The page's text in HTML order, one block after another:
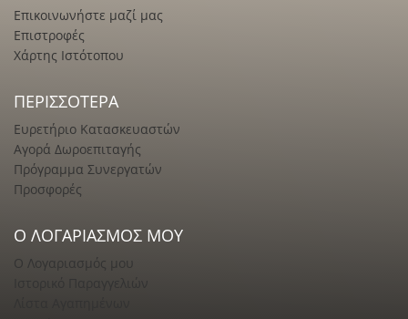
Επικοινωνήστε μαζί μας
Επιστροφές
Χάρτης Ιστότοπου
ΠΕΡΙΣΣΌΤΕΡΑ
Ευρετήριο Κατασκευαστών
Αγορά Δωροεπιταγής
Πρόγραμμα Συνεργατών
Προσφορές
Ο ΛΟΓΑΡΙΑΣΜΌΣ ΜΟΥ
Ο Λογαριασμός μου